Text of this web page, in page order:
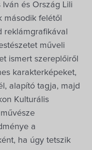
és Ország Lili
második felétől
reklámgrafikával
műveli
ismert szereplőiről
karakterképeket,
alapító tagja, majd
Kulturális
a
ha úgy tetszik